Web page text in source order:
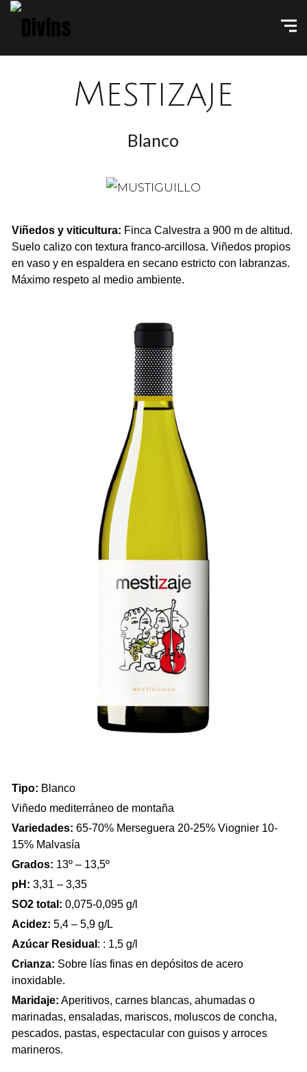
Mestizaje
Blanco
Viñedos y viticultura: Finca Calvestra a 900 m de altitud.
Suelo calizo con textura franco-arcillosa. Viñedos propios
en vaso y en espaldera en secano estricto con labranzas.
Máximo respeto al medio ambiente.
Tipo: Blanco
Viñedo mediterráneo de montaña
Variedades:65-70% Merseguera 20-25% Viognier 10-
15% Malvasía
Grados: 13º – 13,5º
pH: 3,31 – 3,35
SO2 total: 0,075-0,095 g/l
Acidez:5,4 – 5,9 g/L
Azúcar Residual : : 1,5 g/l
Crianza: Sobre lías finas en depósitos de acero
inoxidable.
Maridaje: Aperitivos, carnes blancas, ahumadas o
marinadas, ensaladas, mariscos, moluscos de concha,
pescados, pastas, espectacular con guisos y arroces
marineros.